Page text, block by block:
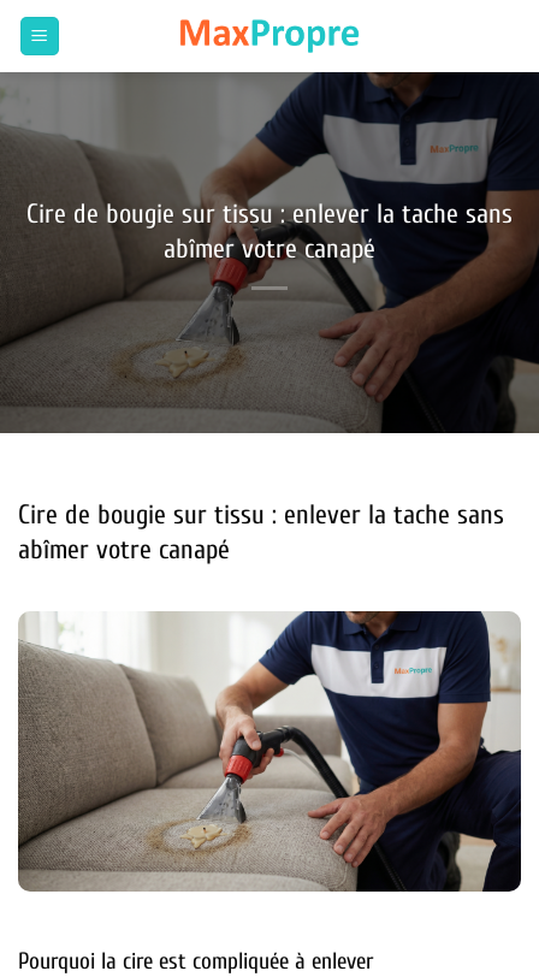
Passer
contenu
Cire de bougie sur tissu : enlever la tache sans
abîmer votre canapé
Cire de bougie sur tissu : enlever la tache sans
abîmer votre canapé
Pourquoi la cire est compliquée à enlever